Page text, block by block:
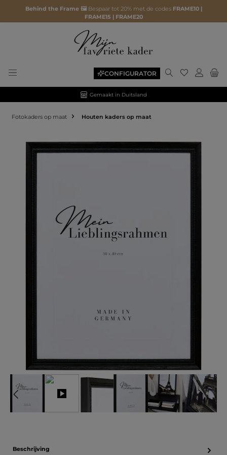
Behind the Frame 🖼️ Bespaar tot 20% met de codes FRAME10 |
FRAME15 | FRAME20
CONFIGURATOR
Gemaakt in Duitsland
Fotokaders op maat Houten kaders op maat
Afbeeldingengalerij overslaan
Beschrijving